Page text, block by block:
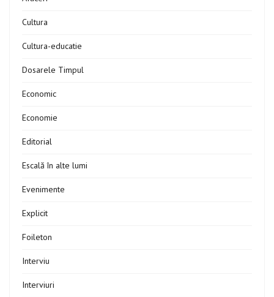
Cultura
Cultura-educatie
Dosarele Timpul
Economic
Economie
Editorial
Escală în alte lumi
Evenimente
Explicit
Foileton
Interviu
Interviuri